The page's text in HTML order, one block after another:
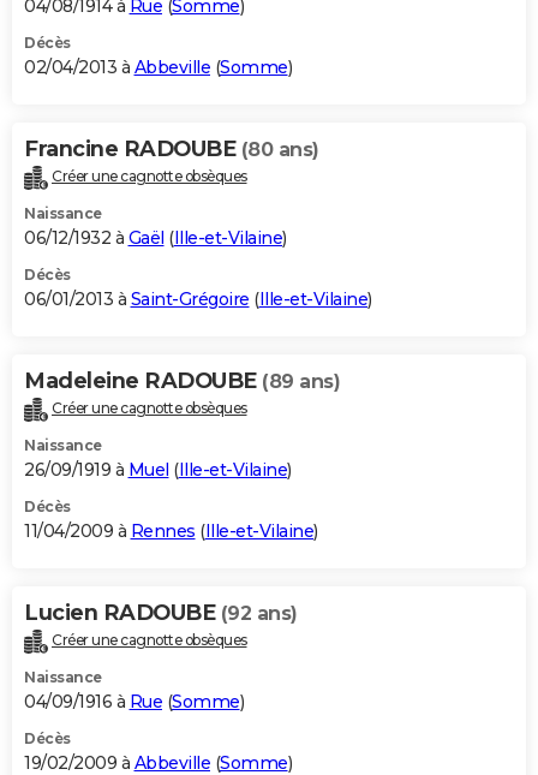
04/08/1914 à Rue (Somme)
Décès
02/04/2013 à Abbeville (Somme)
Francine RADOUBE (80 ans)
Créer une cagnotte obsèques
Naissance
06/12/1932 à Gaël (Ille-et-Vilaine)
Décès
06/01/2013 à Saint-Grégoire (Ille-et-Vilaine)
Madeleine RADOUBE (89 ans)
Créer une cagnotte obsèques
Naissance
26/09/1919 à Muel (Ille-et-Vilaine)
Décès
11/04/2009 à Rennes (Ille-et-Vilaine)
Lucien RADOUBE (92 ans)
Créer une cagnotte obsèques
Naissance
04/09/1916 à Rue (Somme)
Décès
19/02/2009 à Abbeville (Somme)